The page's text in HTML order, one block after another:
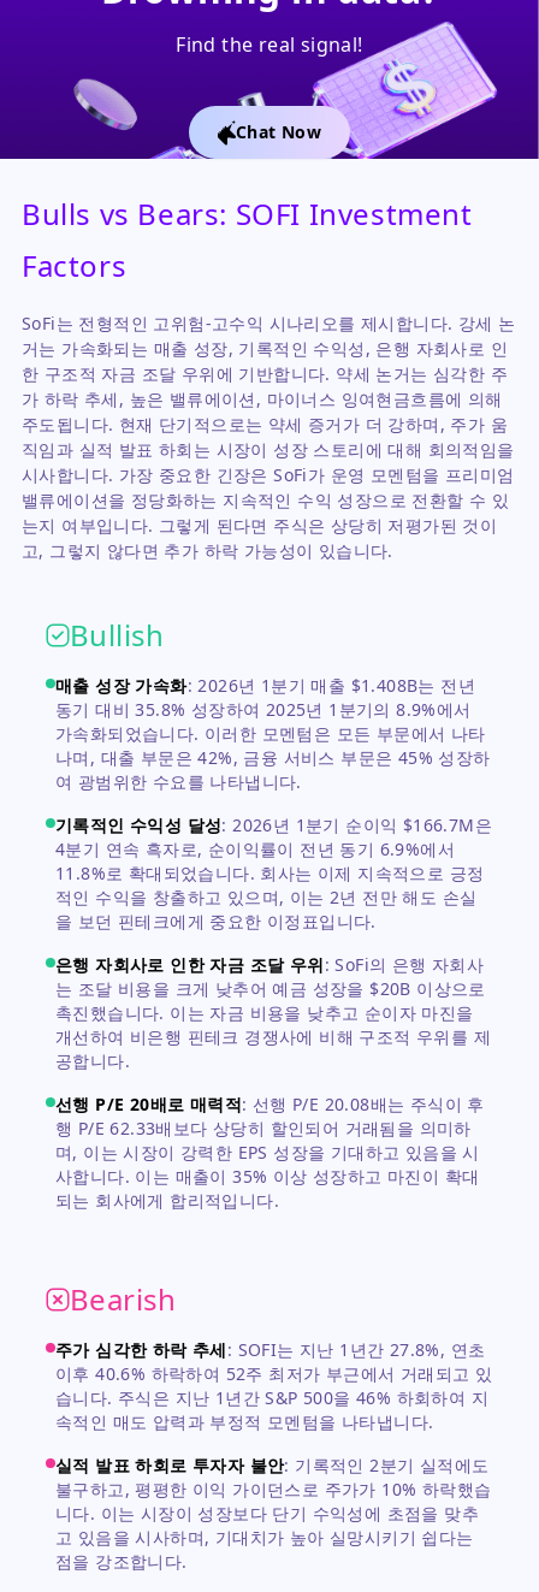
Find the real signal!
Chat Now
Bulls vs Bears: SOFI Investment
Factors
SoFi는 전형적인 고위험-고수익 시나리오를 제시합니다. 강세 논
거는 가속화되는 매출 성장, 기록적인 수익성, 은행 자회사로 인
한 구조적 자금 조달 우위에 기반합니다. 약세 논거는 심각한 주
가 하락 추세, 높은 밸류에이션, 마이너스 잉여현금흐름에 의해
주도됩니다. 현재 단기적으로는 약세 증거가 더 강하며, 주가 움
직임과 실적 발표 하회는 시장이 성장 스토리에 대해 회의적임을
시사합니다. 가장 중요한 긴장은 SoFi가 운영 모멘텀을 프리미엄
밸류에이션을 정당화하는 지속적인 수익 성장으로 전환할 수 있
는지 여부입니다. 그렇게 된다면 주식은 상당히 저평가된 것이
고, 그렇지 않다면 추가 하락 가능성이 있습니다.
Bullish
매출 성장 가속화:2026년 1분기 매출 $1.408B는 전년
동기 대비 35.8% 성장하여 2025년 1분기의 8.9%에서
가속화되었습니다. 이러한 모멘텀은 모든 부문에서 나타
나며, 대출 부문은 42%, 금융 서비스 부문은 45% 성장하
여 광범위한 수요를 나타냅니다.
기록적인 수익성 달성:2026년 1분기 순이익 $166.7M은
4분기 연속 흑자로, 순이익률이 전년 동기 6.9%에서
11.8%로 확대되었습니다. 회사는 이제 지속적으로 긍정
적인 수익을 창출하고 있으며, 이는 2년 전만 해도 손실
을 보던 핀테크에게 중요한 이정표입니다.
은행 자회사로 인한 자금 조달 우위:SoFi의 은행 자회사
는 조달 비용을 크게 낮추어 예금 성장을 $20B 이상으로
촉진했습니다. 이는 자금 비용을 낮추고 순이자 마진을
개선하여 비은행 핀테크 경쟁사에 비해 구조적 우위를 제
공합니다.
선행 P/E 20배로 매력적: 선행 P/E 20.08배는 주식이 후
행 P/E 62.33배보다 상당히 할인되어 거래됨을 의미하
며, 이는 시장이 강력한 EPS 성장을 기대하고 있음을 시
사합니다. 이는 매출이 35% 이상 성장하고 마진이 확대
되는 회사에게 합리적입니다.
Bearish
주가 심각한 하락 추세: SOFI는 지난 1년간 27.8%, 연초
이후 40.6% 하락하여 52주 최저가 부근에서 거래되고 있
습니다. 주식은 지난 1년간 S&P 500을 46% 하회하여 지
속적인 매도 압력과 부정적 모멘텀을 나타냅니다.
실적 발표 하회로 투자자 불안: 기록적인 2분기 실적에도
불구하고, 평평한 이익 가이던스로 주가가 10% 하락했습
니다. 이는 시장이 성장보다 단기 수익성에 초점을 맞추
고 있음을 시사하며, 기대치가 높아 실망시키기 쉽다는
점을 강조합니다.